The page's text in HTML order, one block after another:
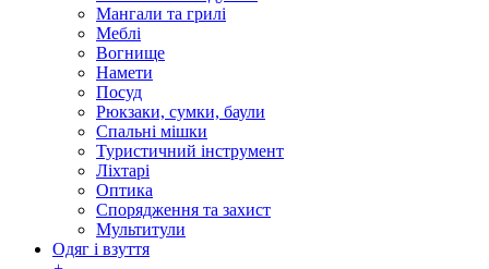
Мангали та грилі
Меблі
Вогнище
Намети
Посуд
Рюкзаки, сумки, баули
Спальні мішки
Туристичний інструмент
Ліхтарі
Оптика
Спорядження та захист
Мультитули
Одяг і взуття